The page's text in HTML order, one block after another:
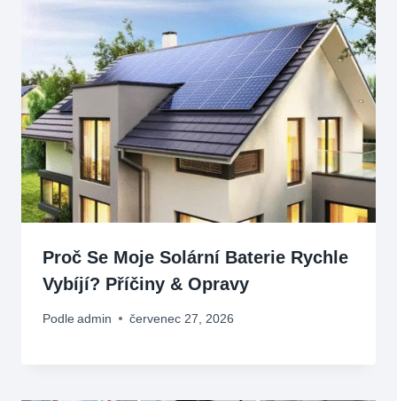
Proč Se Moje Solární Baterie Rychle
Vybíjí? Příčiny & Opravy
Podle admin červenec 27, 2026